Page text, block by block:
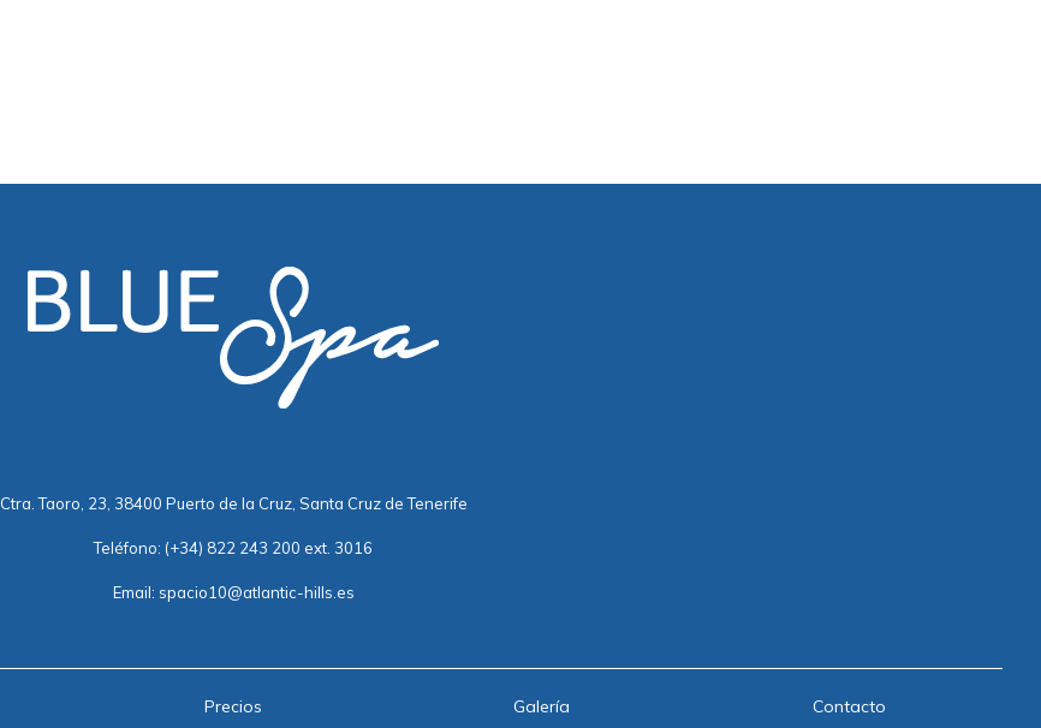
Ctra. Taoro, 23, 38400 Puerto de la Cruz, Santa Cruz de Tenerife
Teléfono: (+34) 822 243 200 ext. 3016
Email: spacio10@atlantic-hills.es
Precios Galería Contacto